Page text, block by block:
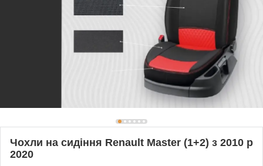
Чохли на сидіння Renault Master (1+2) з 2010 р
2020